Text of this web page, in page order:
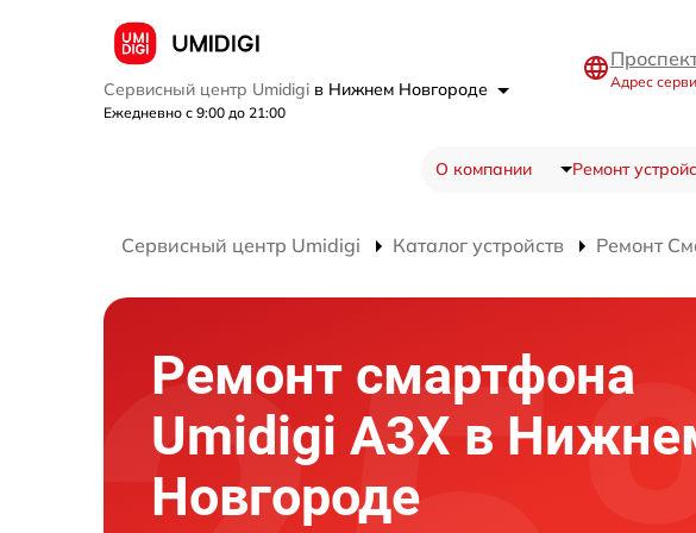
Сервисный центр Umidigi в Нижнем Новгороде
Ежедневно с 9:00 до 21:00
Адрес
О компании Ремонт
Сервисный центр Umidigi Каталог устройств Ремонт
Ремонт смартфона
Umidigi A3X в
Новгороде